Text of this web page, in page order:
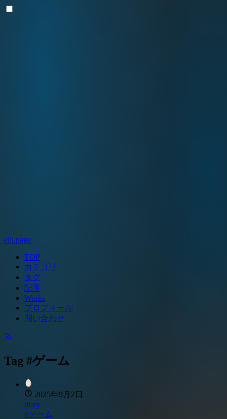
eiji.page
TOP
カテゴリ
タグ
記事
Works
プロフィール
問い合わせ
Tag #ゲーム
2025年9月2日
diary
#ゲーム